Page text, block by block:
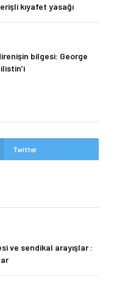
kıyafet yasağı
bilgesi: George
Twitter
ve sendikal arayışlar :